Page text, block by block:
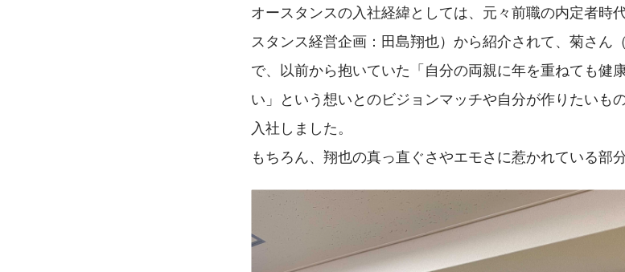
オースタンスの入社経緯としては、元々前職の内定者時
スタンス経営企画：田島翔也）から紹介されて、菊さん
で、以前から抱いていた「自分の両親に年を重ねても健
い」という想いとのビジョンマッチや自分が作りたいも
入社しました。
もちろん、翔也の真っ直ぐさやエモさに惹かれている部